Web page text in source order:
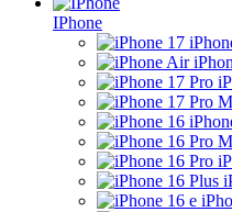
IPhone